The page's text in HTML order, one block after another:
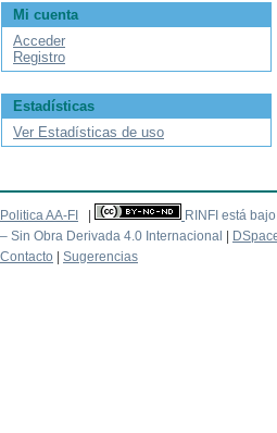
Mi cuenta
Acceder
Registro
Estadísticas
Ver Estadísticas de uso
Politica AA-FI RINFI está
– Sin Obra Derivada 4.0 Internacional
Contacto
Sugerencias